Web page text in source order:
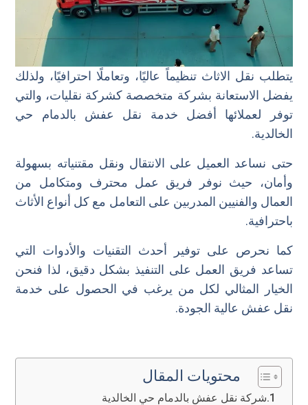
يتطلب نقل الاثاث تنظيماً عاليًا، وتعاملًا احترافيًا، ولذلك
يفضل الاستعانة بشركة متخصصة كشركة نقليات، والتي
توفر لعملائها أفضل خدمة نقل عفش بالدمام حي
الخالدية.
حتى نساعد العميل على الانتقال ونقل مقتنياته بسهولة
وأمان، حيث نوفر فريق عمل محترف ومتكامل من
العمال والفنيين المدربين على التعامل مع كل أنواع الأثاث
باحترافية.
كما نحرص على توفير أحدث التقنيات والأدوات التي
تساعد فريق العمل على التنفيذ بشكل دقيق، لذا فنحن
الخيار المثالي لكل من يرغب في الحصول على خدمة
نقل عفش عالية الجودة.
محتويات المقال
شركة نقل عفش بالدمام حي الخالدية